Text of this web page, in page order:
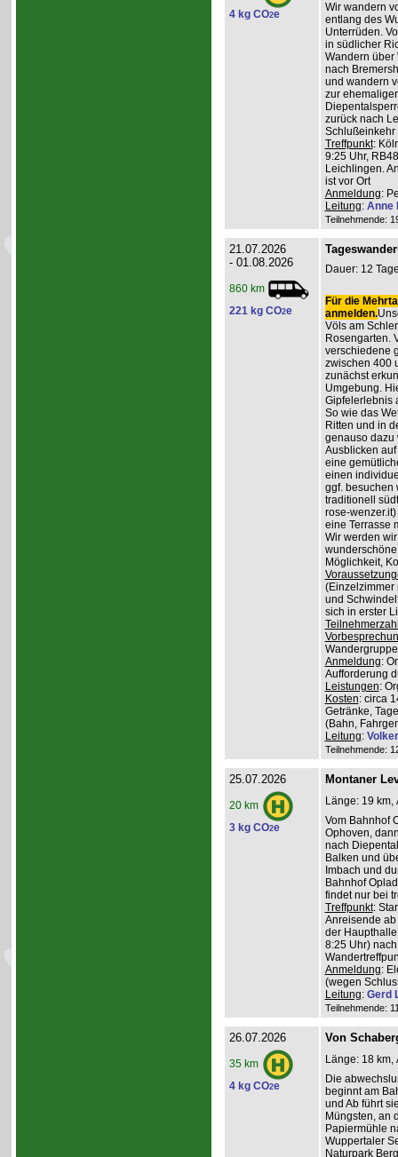
4 kg CO2e
Wir wandern
entlang des
Unterrüden.
in südlicher
Wandern über
nach
und wandern
zur
zurück nach
Schlußeinkehr
Treffpunkt:
9:25 Uhr,
Leichlingen.
ist vor Ort
Anmeldung:
Leitung: Anne
Teilnehmende:
21.07.2026
- 01.08.2026
860 km
221 kg CO2e
Dauer: 12
Für die
anmelden.
Völs am
Rosengarten.
verschiedene
zwischen 400
zunächst
Umgebung.
Gipfelerlebnis
So wie das
Ritten und in
genauso dazu
Ausblicken
eine
einen
ggf. besuchen
traditionell
rose-
eine Terrasse
Wir werden
Möglichkeit,
(Einzelzimmer
und
sich in erster
Anmeldung:
Aufforderung
Leistungen:
Kosten: circa
Getränke,
(Bahn,
Leitung:
Teilnehmende:
25.07.2026
20 km
3 kg CO2e
Montaner
Länge: 19 km,
Vom Bahnhof
Ophoven,
nach
Balken und
Imbach und
Bahnhof
findet nur bei
Treffpunkt:
Anreisende
der
8:25 Uhr)
Anmeldung:
(wegen
Leitung: Gerd
Teilnehmende:
26.07.2026
35 km
4 kg CO2e
Von
Länge: 18 km,
Die
beginnt am
und Ab führt
Müngsten, an
Papiermühle
Wuppertaler
Naturpark